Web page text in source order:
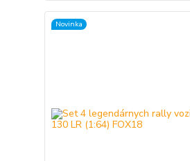
Novinka